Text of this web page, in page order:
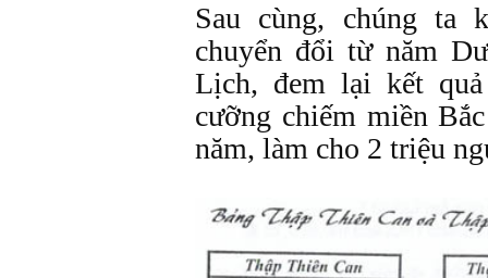
Sau cùng, chúng ta
chuyển đổi từ năm
Lịch, đem lại kết
cưỡng chiếm miền
năm, làm cho 2 triệu